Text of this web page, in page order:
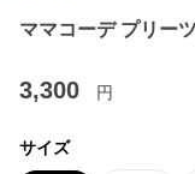
ママコーデ プリー
3,300 円
サイズ